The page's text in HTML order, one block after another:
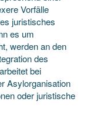
Vorfälle
juristisches
es um
werden an den
des
bei
Asylorganisation
oder juristische